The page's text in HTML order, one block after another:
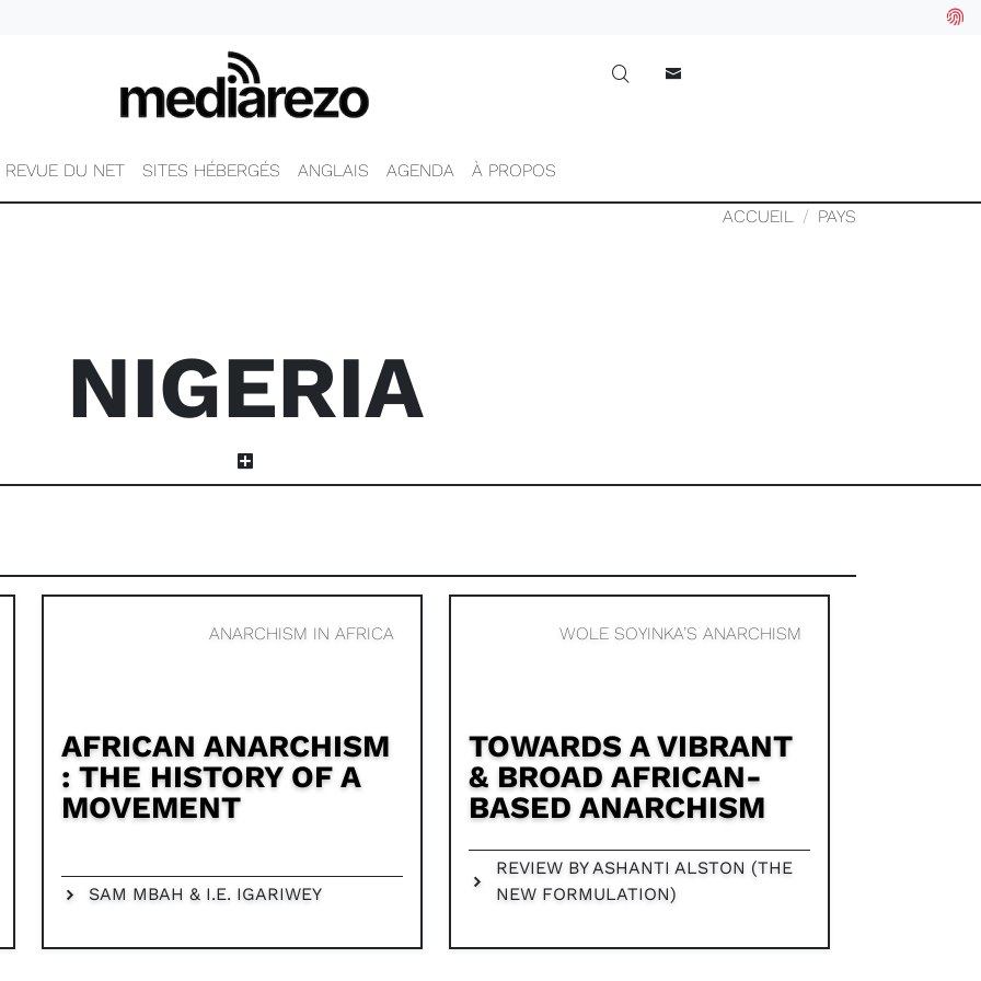
REVUE DU NET SITES HÉBERGÉS ANGLAIS AGENDA À PROPOS
ACCUEIL PAYS
NIGERIA
ANARCHISM IN AFRICA
AFRICAN ANARCHISM
: THE HISTORY OF A
MOVEMENT
SAM MBAH & I.E. IGARIWEY
WOLE SOYINKA’S ANARCHISM
TOWARDS A VIBRANT
& BROAD AFRICAN-
BASED ANARCHISM
REVIEW BY ASHANTI ALSTON (THE
NEW FORMULATION)